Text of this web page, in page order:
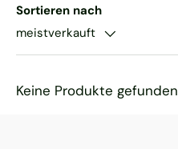
Sortieren nach
meistverkauft
Keine Produkte gefunden